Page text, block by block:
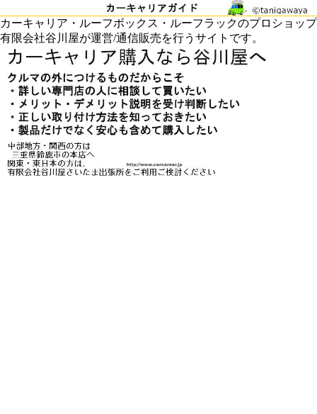
カーキャリア・ルーフボックス・ルーフラックのプロショップ
有限会社谷川屋が運営/通信販売を行うサイトです。